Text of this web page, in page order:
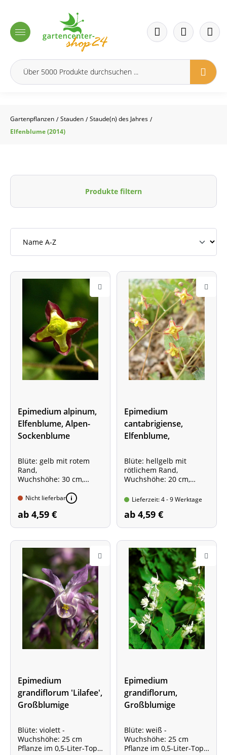
Gartenpflanzen / Stauden / Staude(n) des Jahres /
Elfenblume (2014)
Produkte filtern
Epimedium alpinum,
Elfenblume, Alpen-
Sockenblume
Blüte: gelb mit rotem
Rand,
Wuchshöhe: 30 cm,
Nicht lieferbar
ab 4,59 €
Epimedium
cantabrigiense,
Elfenblume,
Elfenblume
Blüte: hellgelb mit
rötlichem Rand,
Wuchshöhe: 20 cm,
Sorte mit besonders
Lieferzeit: 4 - 9 Werktage
ab 4,59 €
Epimedium
grandiflorum 'Lilafee',
Großblumige
Blüte: violett -
Wuchshöhe: 25 cm
Pflanze im 0,5-Liter-Topf
Epimedium
grandiflorum,
Großblumige
Blüte: weiß -
Wuchshöhe: 25 cm
Pflanze im 0,5-Liter-Topf